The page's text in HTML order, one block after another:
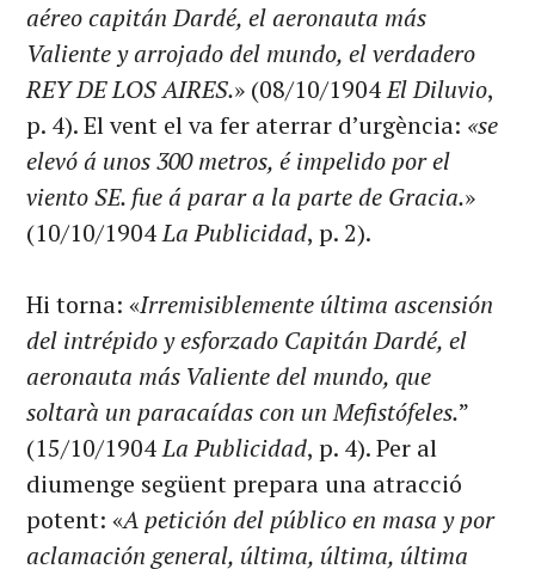
aéreo capitán Dardé, el aeronauta más
Valiente y arrojado del mundo, el verdadero
REY DE LOS AIRES.» (08/10/1904El Diluvio,
p. 4). El vent el va fer aterrar d’urgència: «se
elevó á unos 300 metros, é impelido por el
viento SE. fue á parar a la parte de Gracia.»
(10/10/1904La Publicidad, p. 2).
Hi torna: «Irremisiblemente última ascensión
del intrépido y esforzado Capitán Dardé, el
aeronauta más Valiente del mundo, que
soltarà un paracaídas con un Mefistófeles.”
(15/10/1904La Publicidad, p. 4). Per al
diumenge següent prepara una atracció
potent: «A petición del público en masa y por
aclamación general, última, última, última